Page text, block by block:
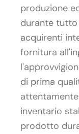
produzione
durante tutto
acquirenti
fornitura
di prima
inventario
prodotto